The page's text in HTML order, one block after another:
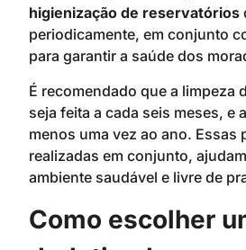
higienização de reservatórios
periodicamente, em conjunto
para garantir a saúde dos
É recomendado que a limpeza
seja feita a cada seis meses, e
menos uma vez ao ano. Essas
realizadas em conjunto,
ambiente saudável e livre de
Como escolher